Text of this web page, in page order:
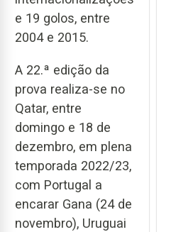
e 19 golos, entre
2004 e 2015.
A 22.ª edição da
prova realiza-se no
Qatar, entre
domingo e 18 de
dezembro, em plena
temporada 2022/23,
com Portugal a
encarar Gana (24 de
novembro), Uruguai